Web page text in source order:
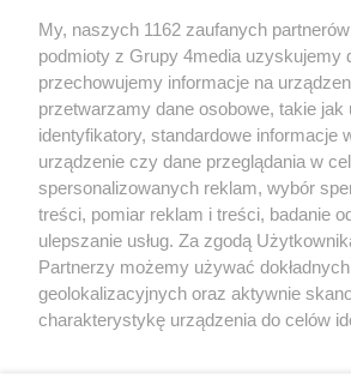
Wydawcą rzeszow-info.pl
FUNDACJA MEDIÓW
ul. Kopernika 10, 35-002
e-mail:redakcja@rzeszow-
My, naszych 1162 zaufanych
podmioty z Grupy 4media uzyskujemy
przechowujemy informacje na
przetwarzamy dane osobowe, takie jak
identyfikatory, standardowe informacje
urządzenie czy dane przeglądania w
spersonalizowanych reklam, wybór
treści, pomiar reklam i treści, badanie
ulepszanie usług. Za zgodą
Partnerzy możemy używać
geolokalizacyjnych oraz aktywnie
charakterystykę urządzenia do celów